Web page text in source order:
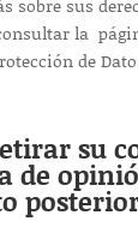
sobre sus
la
de
su
de